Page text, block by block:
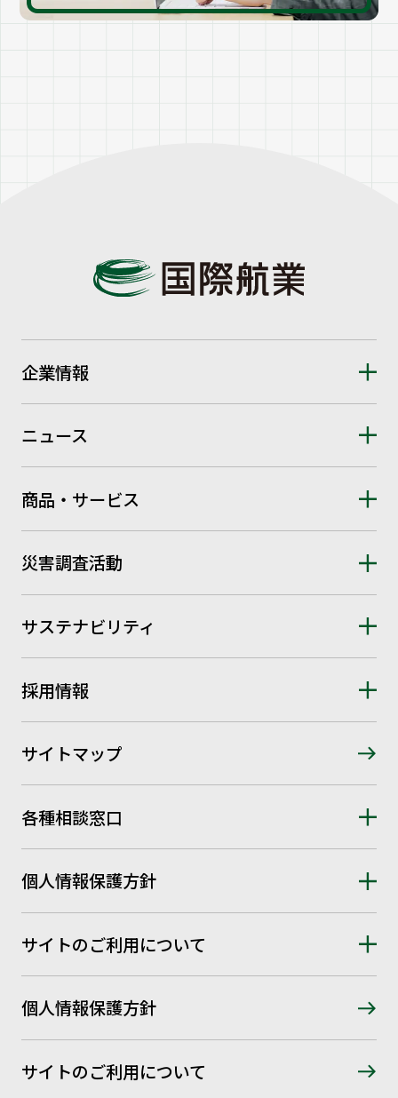
企業情報
ニュース
商品・サービス
災害調査活動
サステナビリティ
採用情報
サイトマップ
各種相談窓口
個人情報保護方針
サイトのご利用について
個人情報保護方針
サイトのご利用について